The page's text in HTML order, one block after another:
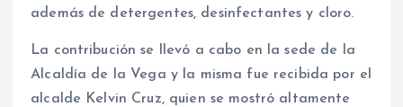
además de detergentes, desinfectantes y cloro.
La contribución se llevó a cabo en la sede de la
Alcaldía de la Vega y la misma fue recibida por el
alcalde Kelvin Cruz, quien se mostró altamente